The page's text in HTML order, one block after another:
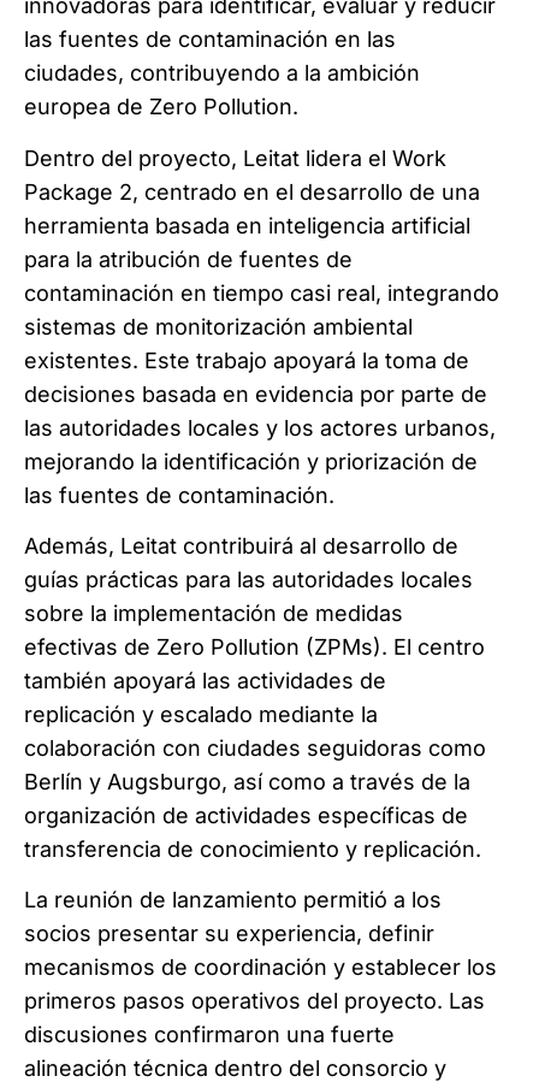
innovadoras para identificar, evaluar y reducir
las fuentes de contaminación en las
ciudades, contribuyendo a la ambición
europea de Zero Pollution.
Dentro del proyecto, Leitat lidera el Work
Package 2, centrado en el desarrollo de una
herramienta basada en inteligencia artificial
para la atribución de fuentes de
contaminación en tiempo casi real, integrando
sistemas de monitorización ambiental
existentes. Este trabajo apoyará la toma de
decisiones basada en evidencia por parte de
las autoridades locales y los actores urbanos,
mejorando la identificación y priorización de
las fuentes de contaminación.
Además, Leitat contribuirá al desarrollo de
guías prácticas para las autoridades locales
sobre la implementación de medidas
efectivas de Zero Pollution (ZPMs). El centro
también apoyará las actividades de
replicación y escalado mediante la
colaboración con ciudades seguidoras como
Berlín y Augsburgo, así como a través de la
organización de actividades específicas de
transferencia de conocimiento y replicación.
La reunión de lanzamiento permitió a los
socios presentar su experiencia, definir
mecanismos de coordinación y establecer los
primeros pasos operativos del proyecto. Las
discusiones confirmaron una fuerte
alineación técnica dentro del consorcio y